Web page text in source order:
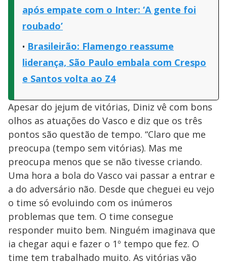
após empate com o Inter: ‘A gente foi
roubado’
Brasileirão: Flamengo reassume
liderança, São Paulo embala com Crespo
e Santos volta ao Z4
Apesar do jejum de vitórias, Diniz vê com bons
olhos as atuações do Vasco e diz que os três
pontos são questão de tempo. “Claro que me
preocupa (tempo sem vitórias). Mas me
preocupa menos que se não tivesse criando.
Uma hora a bola do Vasco vai passar a entrar e
a do adversário não. Desde que cheguei eu vejo
o time só evoluindo com os inúmeros
problemas que tem. O time consegue
responder muito bem. Ninguém imaginava que
ia chegar aqui e fazer o 1º tempo que fez. O
time tem trabalhado muito. As vitórias vão